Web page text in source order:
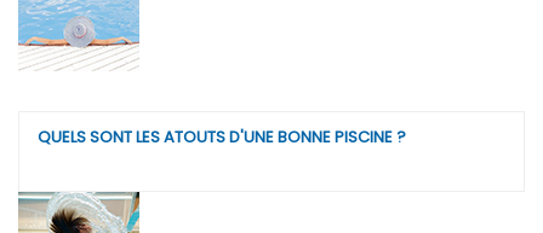
QUELS SONT LES ATOUTS D'UNE BONNE PISCINE ?